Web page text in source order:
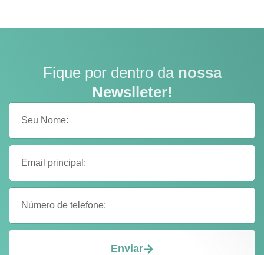
Fique por dentro da nossa
Newslleter!
Enviar